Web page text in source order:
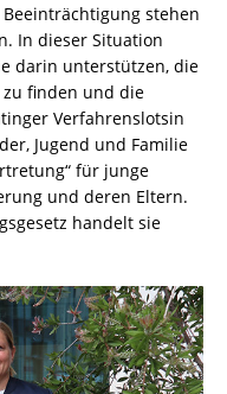
stehen
In dieser Situation
darin unterstützen, die
finden und die
Verfahrenslotsin
Jugend und Familie
für junge
und deren Eltern.
handelt sie